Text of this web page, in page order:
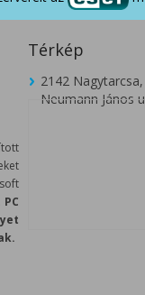
Térkép
PC
2142 Nagytarcsa,
Neumann János